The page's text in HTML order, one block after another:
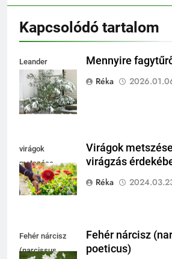
Kapcsolódó tartalom
Leander
fagytűrése
Mennyire
Réka
virágok
metszése
Virágok
virágzás
Réka
Fehér nárcisz
(narcissus
Fehér nárcisz
poeticus)